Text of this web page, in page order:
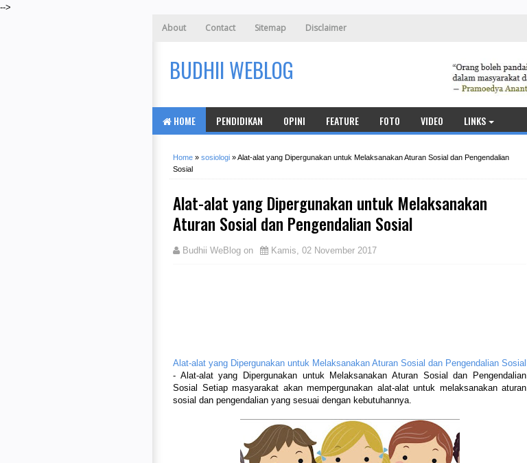
-->
About Contact Sitemap Disclaimer
BUDHII WEBLOG
HOME PENDIDIKAN OPINI FEATURE FOTO VIDEO LINKS
Home » sosiologi »Alat-alat yang Dipergunakan untuk Melaksanakan Aturan Sosial dan Pengendalian
Sosial
Alat-alat yang Dipergunakan untuk Melaksanakan
Aturan Sosial dan Pengendalian Sosial
Budhii WeBlog on Kamis, 02 November 2017
Alat-alat yang Dipergunakan untuk Melaksanakan Aturan Sosial dan Pengendalian Sosial
- Alat-alat yang Dipergunakan untuk Melaksanakan Aturan Sosial dan Pengendalian
Sosial Setiap masyarakat akan mempergunakan alat-alat untuk melaksanakan aturan
sosial dan pengendalian yang sesuai dengan kebutuhannya.